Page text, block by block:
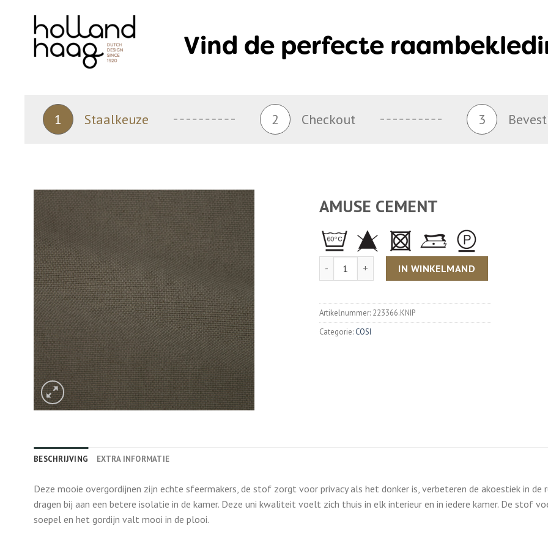
Vind de perfecte
1 Staalkeuze 2 Checkout 3
AMUSE CEMENT
IN WINKELMAND
Artikelnummer: 223366.KNIP
Categorie: COSI
BESCHRIJVING EXTRA INFORMATIE
Deze mooie overgordijnen zijn echte sfeermakers, de stof zorgt voor privacy als het donker is, verbeteren de akoestiek in de
dragen bij aan een betere isolatie in de kamer. Deze uni kwaliteit voelt zich thuis in elk interieur en in iedere kamer. De stof
soepel en het gordijn valt mooi in de plooi.